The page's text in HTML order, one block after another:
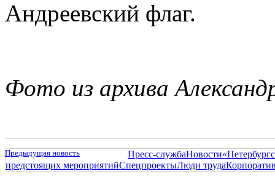
Андреевский флаг.
Фото из архива
Предыдущая новость Пресс-службаНовости
предстоящих мероприятийСпецпроектыЛюди труда